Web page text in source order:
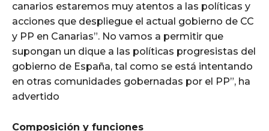
canarios estaremos muy atentos a las políticas y
acciones que despliegue el actual gobierno de CC
y PP en Canarias”. No vamos a permitir que
supongan un dique a las políticas progresistas del
gobierno de España, tal como se está intentando
en otras comunidades gobernadas por el PP”, ha
advertido
Composición y funciones